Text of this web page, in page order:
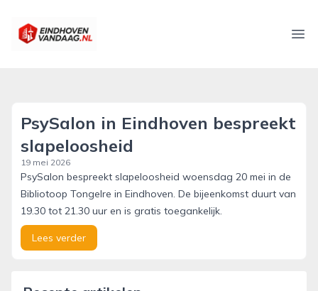
eindhovenvandaag.nl
PsySalon in Eindhoven bespreekt
slapeloosheid
19 mei 2026
PsySalon bespreekt slapeloosheid woensdag 20 mei in de
Bibliotoop Tongelre in Eindhoven. De bijeenkomst duurt van
19.30 tot 21.30 uur en is gratis toegankelijk.
Lees verder